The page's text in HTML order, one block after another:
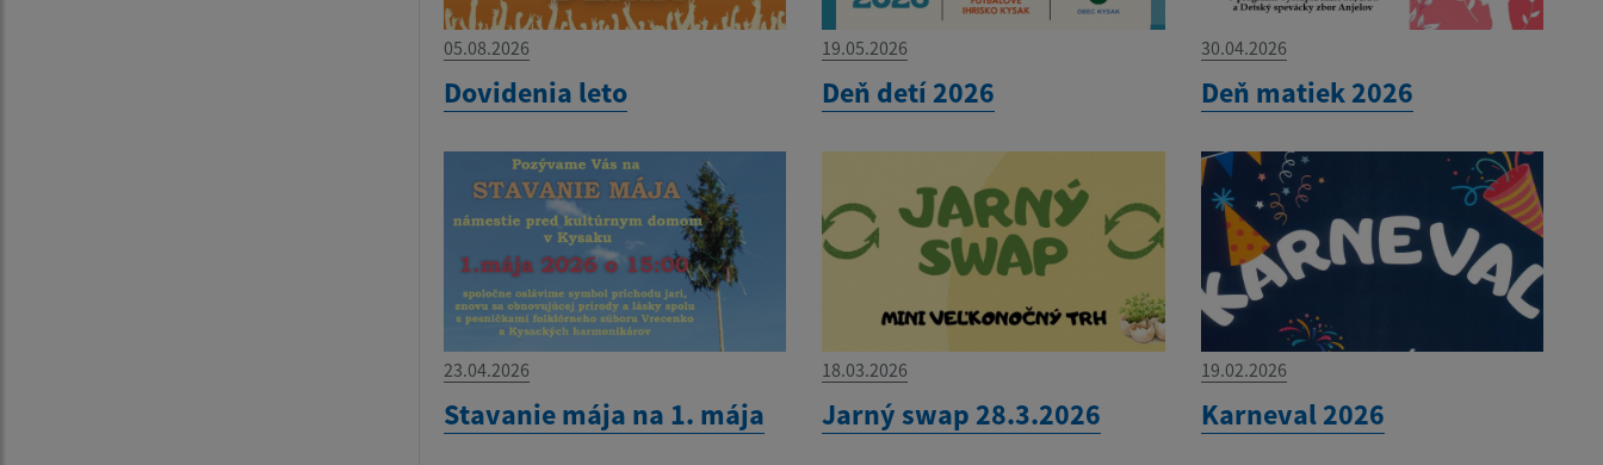
05.08.2026
Dovidenia leto
19.05.2026
Deň detí 2026
30.04.2026
Deň matiek 2026
23.04.2026
Stavanie mája na 1. mája
18.03.2026
Jarný swap 28.3.2026
19.02.2026
Karneval 2026